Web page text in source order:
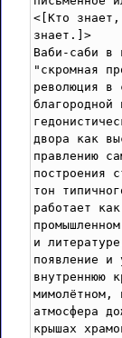
<[Kто
знает.]>
Ваби-саби в
"скромная
революция в
благородной
двора как
правлению
построения
тон
работает
и
появление и
внутреннюю
мимолётном,
атмосфера
крышах